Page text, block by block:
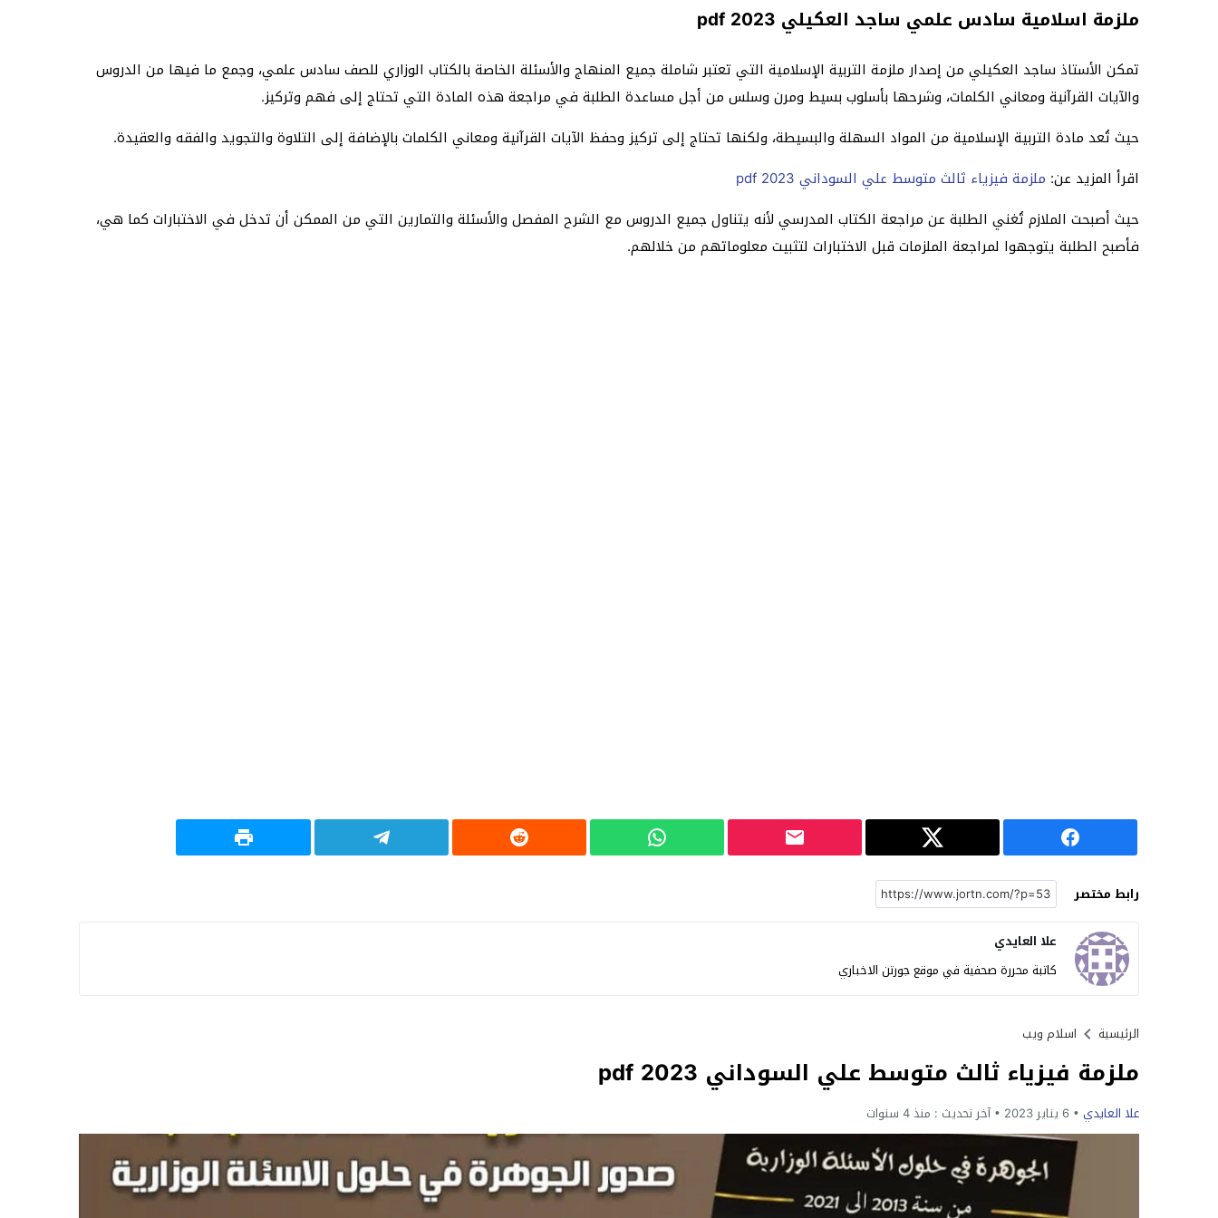
ملزمة اسلامية سادس علمي ساجد العكيلي 2023 pdf
تمكن الأستاذ ساجد العكيلي من إصدار ملزمة التربية الإسلامية التي تعتبر شاملة جميع المنهاج والأسئلة الخاصة بالكتاب الوزاري للصف سادس علمي، وجمع ما فيها من الدروس
والآيات القرآنية ومعاني الكلمات، وشرحها بأسلوب بسيط ومرن وسلس من أجل مساعدة الطلبة في مراجعة هذه المادة التي تحتاج إلى فهم وتركيز.
حيث تُعد مادة التربية الإسلامية من المواد السهلة والبسيطة، ولكنها تحتاج إلى تركيز وحفظ الآيات القرآنية ومعاني الكلمات بالإضافة إلى التلاوة والتجويد والفقه والعقيدة.
اقرأ المزيد عن: ملزمة فيزياء ثالث متوسط علي السوداني 2023 pdf
حيث أصبحت الملازم تُغني الطلبة عن مراجعة الكتاب المدرسي لأنه يتناول جميع الدروس مع الشرح المفصل والأسئلة والتمارين التي من الممكن أن تدخل في الاختبارات كما هي،
فأصبح الطلبة يتوجهوا لمراجعة الملزمات قبل الاختبارات لتثبيت معلوماتهم من خلالهم.
رابط مختصر
علا العايدي
كاتبة محررة صحفية في موقع جورتن الاخباري
الرئيسية اسلام ويب
ملزمة فيزياء ثالث متوسط علي السوداني 2023 pdf
علا العايدي 6 يناير 2023 آخر تحديث : منذ 4 سنوات